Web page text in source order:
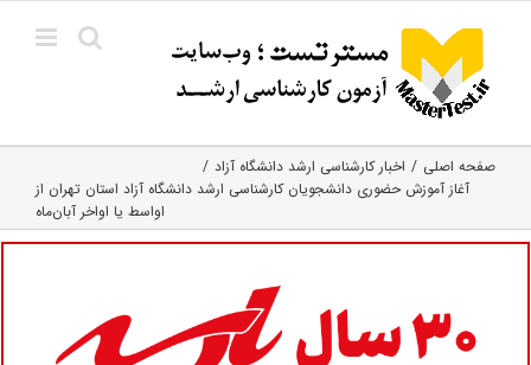
content
صفحه اصلی
اخبار کارشناسی ارشد دانشگاه آزاد
آغاز آموزش حضوری دانشجویان کارشناسی ارشد دانشگاه آزاد استان تهران از
اواسط یا اواخر آبان‌ماه